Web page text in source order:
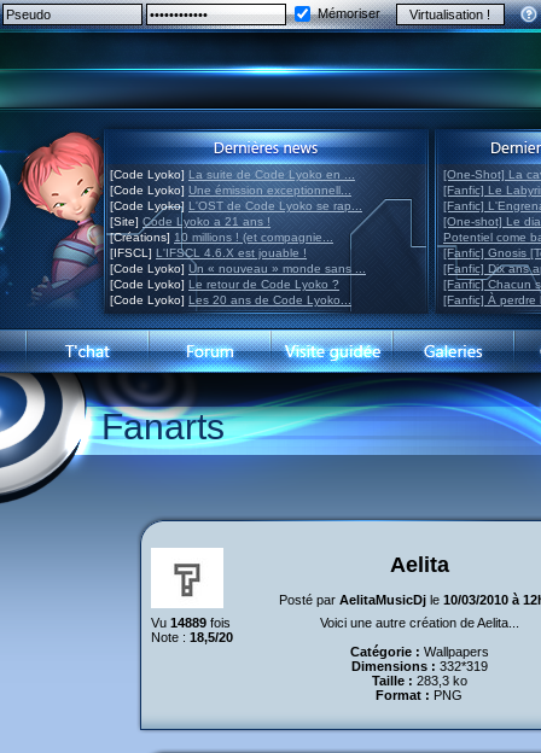
Mémoriser
[Code Lyoko] La suite de Code Lyoko en ...
[Code Lyoko] Une émission exceptionnell...
[Code Lyoko] L'OST de Code Lyoko se rap...
[Site] Code Lyoko a 21 ans !
[Créations] 10 millions ! (et compagnie...
[IFSCL] L'IFSCL 4.6.X est jouable !
[Code Lyoko] Un « nouveau » monde sans ...
[Code Lyoko] Le retour de Code Lyoko ?
[Code Lyoko] Les 20 ans de Code Lyoko...
[One-Shot] La
[Fanfic] Le
[Fanfic]
[One-shot] Le
Potentiel come
[Fanfic] Gnosis
[Fanfic] Dix ans
[Fanfic] Chacun
[Fanfic] À perdre
Fanarts
Aelita
Posté par AelitaMusicDjle 10/03/2010 à
Vu 14889fois
Note : 18,5/20
Voici une autre création de Aelita...
Catégorie : Wallpapers
Dimensions : 332*319
Taille : 283,3 ko
Format : PNG